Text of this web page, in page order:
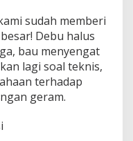
sudah memberi
Debu halus
bau menyengat
lagi soal teknis,
terhadap
geram.